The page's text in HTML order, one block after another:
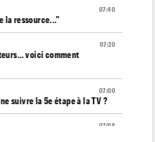
07:40
la ressource..."
07:20
voici comment
07:00
suivre la 5e étape à la TV ?
07/08